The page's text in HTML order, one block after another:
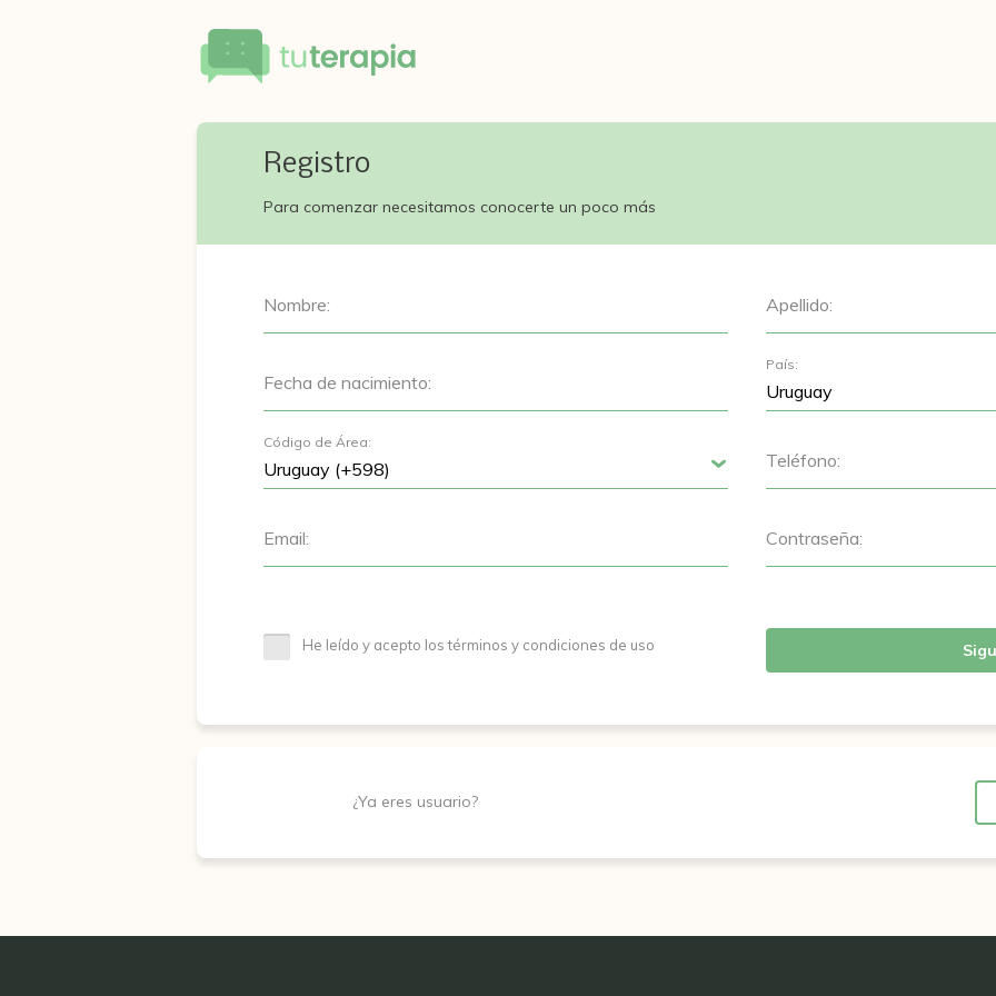
Registro
Para comenzar necesitamos conocerte un poco más
Nombre: Apellido:
Fecha de nacimiento:
País:
Código de Área:
Teléfono:
Email: Contraseña:
He leído y acepto los términos y condiciones de uso
¿Ya eres usuario?